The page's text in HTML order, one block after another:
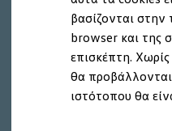
βασίζονται
browser και της
επισκέπτη.
θα
ιστότοπου θα
Υπηρεσίες
Pick Up &
Φροντίδα
Επαγγελματικά
Συντήρηση
Σημαντικές
Εγγύηση